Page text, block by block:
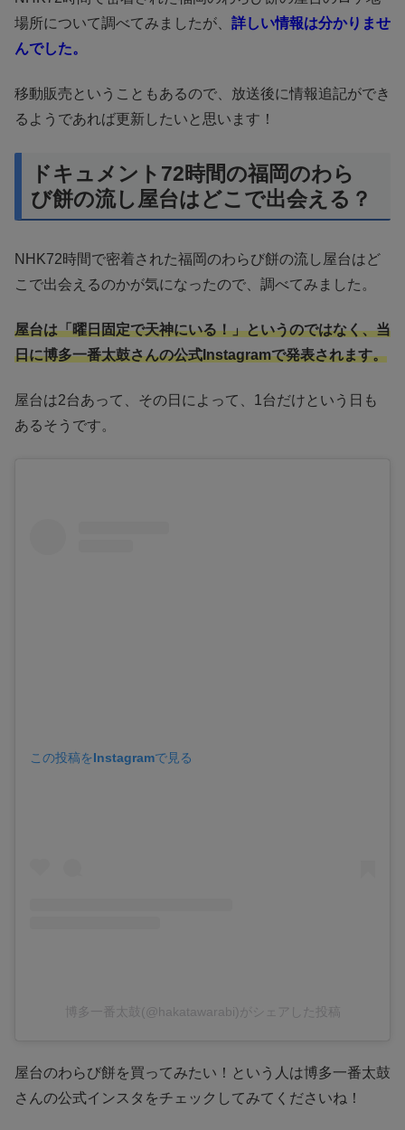
場所について調べてみましたが、 詳しい情報は分かりませ
んでした。
移動販売ということもあるので、放送後に情報追記ができ
るようであれば更新したいと思います！
ドキュメント72時間の福岡のわら
び餅の流し屋台はどこで出会える？
NHK72時間で密着された福岡のわらび餅の流し屋台はど
こで出会えるのかが気になったので、調べてみました。
屋台は「曜日固定で天神にいる！」というのではなく、当
日に博多一番太鼓さんの公式Instagramで発表されます。
屋台は2台あって、その日によって、1台だけという日も
あるそうです。
この投稿をInstagramで見る
博多一番太鼓(@hakatawarabi)がシェアした投稿
屋台のわらび餅を買ってみたい！という人は博多一番太鼓
さんの公式インスタをチェックしてみてくださいね！